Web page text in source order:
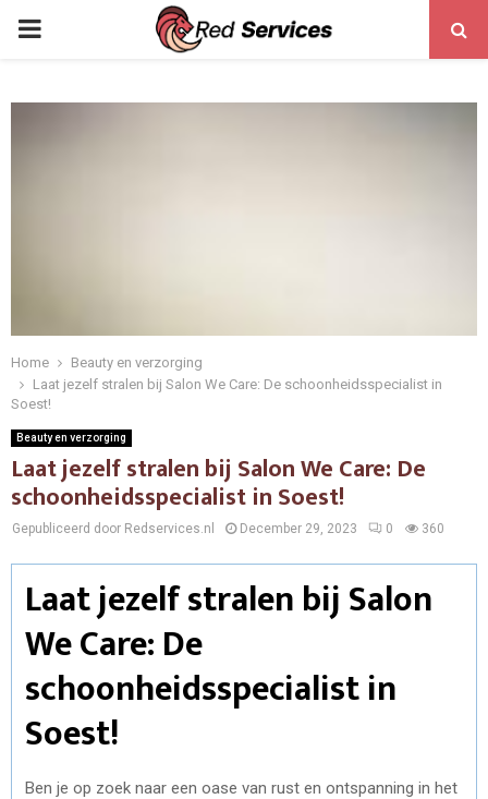
PRIMARY
Home
Beauty en verzorging
Laat jezelf stralen bij Salon We Care: De schoonheidsspecialist in
Soest!
Beauty en verzorging
Laat jezelf stralen bij Salon We Care: De
schoonheidsspecialist in Soest!
Gepubliceerd door Redservices.nl December 29, 2023 0 360
Laat jezelf stralen bij Salon
We Care: De
schoonheidsspecialist in
Soest!
Ben je op zoek naar een oase van rust en ontspanning in het